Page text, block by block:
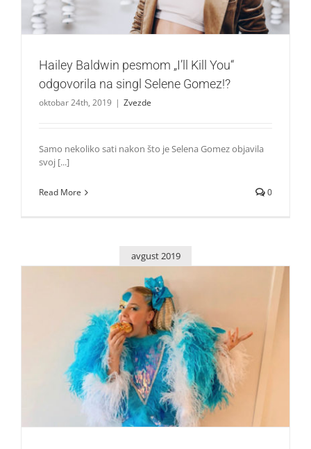
Hailey Baldwin pesmom „I’ll Kill You“
odgovorila na singl Selene Gomez!?
oktobar 24th, 2019 | Zvezde
Samo nekoliko sati nakon što je Selena Gomez objavila
svoj [...]
Read More 0
avgust 2019
Jojo Siwu hejtuju jer se ne ponaša kao ostale
šesnaestogodišnjakinje, ona ima fantastičan odgovor
Zvezde